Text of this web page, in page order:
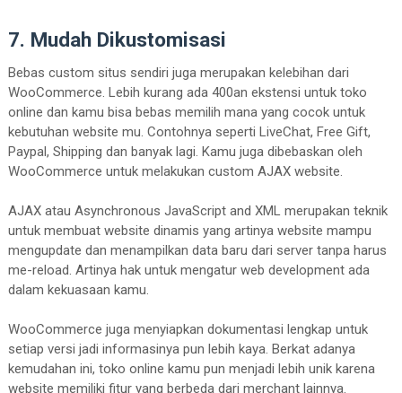
7. Mudah Dikustomisasi
Bebas custom situs sendiri juga merupakan kelebihan dari
WooCommerce. Lebih kurang ada 400an ekstensi untuk toko
online dan kamu bisa bebas memilih mana yang cocok untuk
kebutuhan website mu. Contohnya seperti LiveChat, Free Gift,
Paypal, Shipping dan banyak lagi. Kamu juga dibebaskan oleh
WooCommerce untuk melakukan custom AJAX website.
AJAX atau Asynchronous JavaScript and XML merupakan teknik
untuk membuat website dinamis yang artinya website mampu
mengupdate dan menampilkan data baru dari server tanpa harus
me-reload. Artinya hak untuk mengatur web development ada
dalam kekuasaan kamu.
WooCommerce juga menyiapkan dokumentasi lengkap untuk
setiap versi jadi informasinya pun lebih kaya. Berkat adanya
kemudahan ini, toko online kamu pun menjadi lebih unik karena
website memiliki fitur yang berbeda dari merchant lainnya.